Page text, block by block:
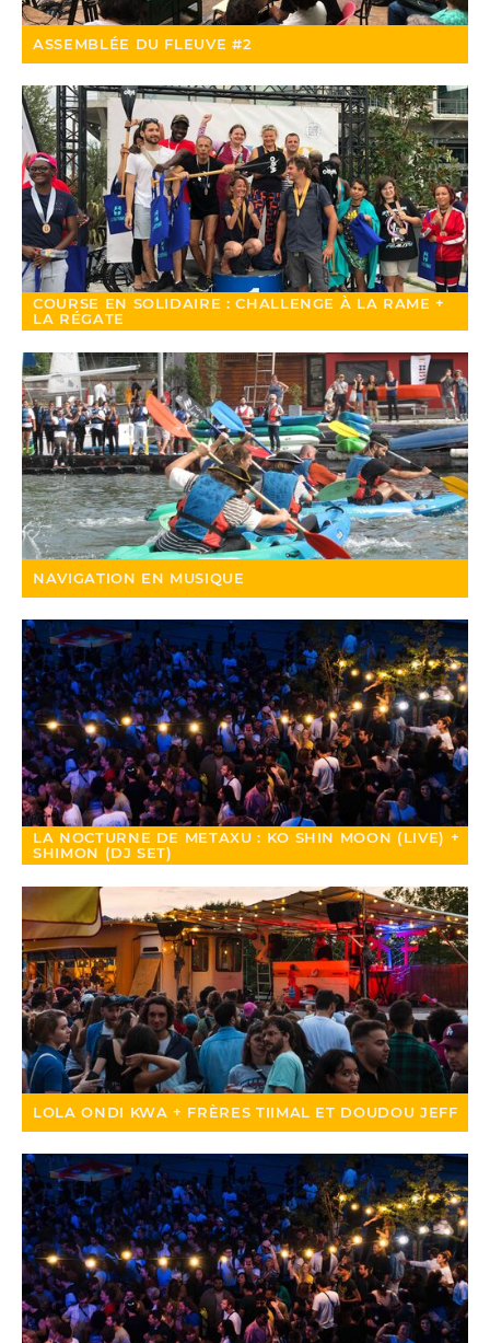
ASSEMBLÉE DU FLEUVE #2
COURSE EN SOLIDAIRE : CHALLENGE À LA RAME +
LA RÉGATE
NAVIGATION EN MUSIQUE
LA NOCTURNE DE METAXU : KO SHIN MOON (LIVE) +
SHIMON (DJ SET)
LOLA ONDI KWA + FRÈRES TIIMAL ET DOUDOU JEFF